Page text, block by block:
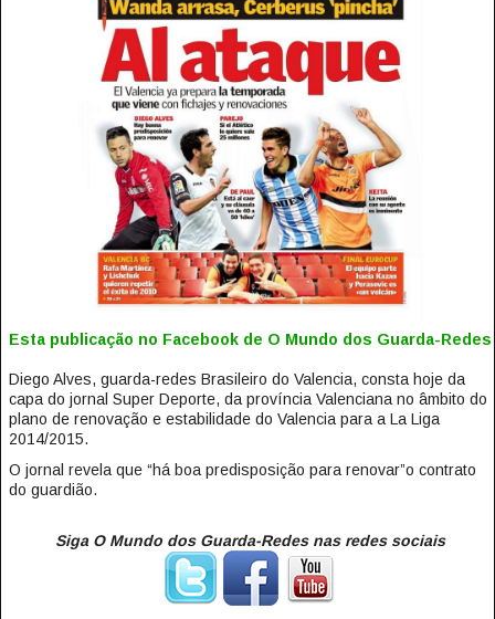
Esta publicação no Facebook de O Mundo dos Guarda-Redes
Diego Alves, guarda-redes Brasileiro do Valencia, consta hoje da
capa do jornal Super Deporte, da província Valenciana no âmbito do
plano de renovação e estabilidade do Valencia para a La Liga
2014/2015.
O jornal revela que “há boa predisposição para renovar”o contrato
do guardião.
Siga O Mundo dos Guarda-Redes nas redes sociais